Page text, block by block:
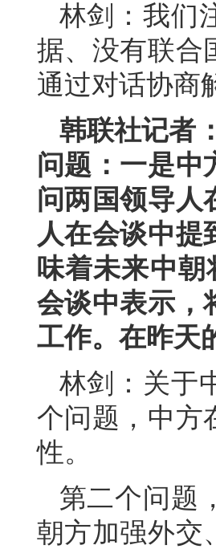
林剑：我们
据、没有联合
通过对话协商
韩联社记者
问题：一是中
问两国领导人
人在会谈中提
味着未来中
会谈中表示，
工作。在昨天
林剑：关于
个问题，中方
性。
第二个问题
朝方加强外交